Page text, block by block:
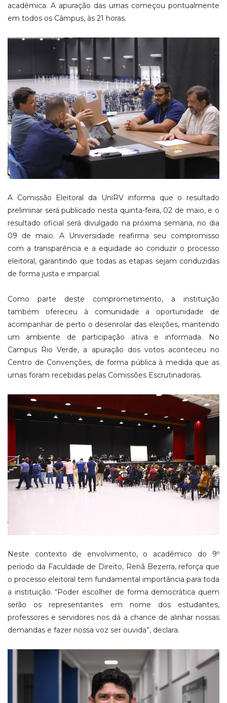
acadêmica. A apuração das urnas começou pontualmente
em todos os Câmpus, às 21 horas.
A Comissão Eleitoral da UniRV informa que o resultado
preliminar será publicado nesta quinta-feira, 02 de maio, e o
resultado oficial será divulgado na próxima semana, no dia
09 de maio. A Universidade reafirma seu compromisso
com a transparência e a equidade ao conduzir o processo
eleitoral, garantindo que todas as etapas sejam conduzidas
de forma justa e imparcial.
Como parte deste comprometimento, a instituição
também ofereceu à comunidade a oportunidade de
acompanhar de perto o desenrolar das eleições, mantendo
um ambiente de participação ativa e informada. No
Campus Rio Verde, a apuração dos votos aconteceu no
Centro de Convenções, de forma pública à medida que as
urnas foram recebidas pelas Comissões Escrutinadoras.
Neste contexto de envolvimento, o acadêmico do 9º
período da Faculdade de Direito, Renã Bezerra, reforça que
o processo eleitoral tem fundamental importância para toda
a instituição. “Poder escolher de forma democrática quem
serão os representantes em nome dos estudantes,
professores e servidores nos dá a chance de alinhar nossas
demandas e fazer nossa voz ser ouvida”, declara.